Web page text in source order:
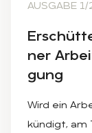
AUSGABE 1/
ner
gung
Wird ein
kündigt, am